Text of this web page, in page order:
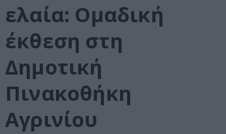
ελαία: Ομαδική
έκθεση στη
Δημοτική
Πινακοθήκη
Αγρινίου